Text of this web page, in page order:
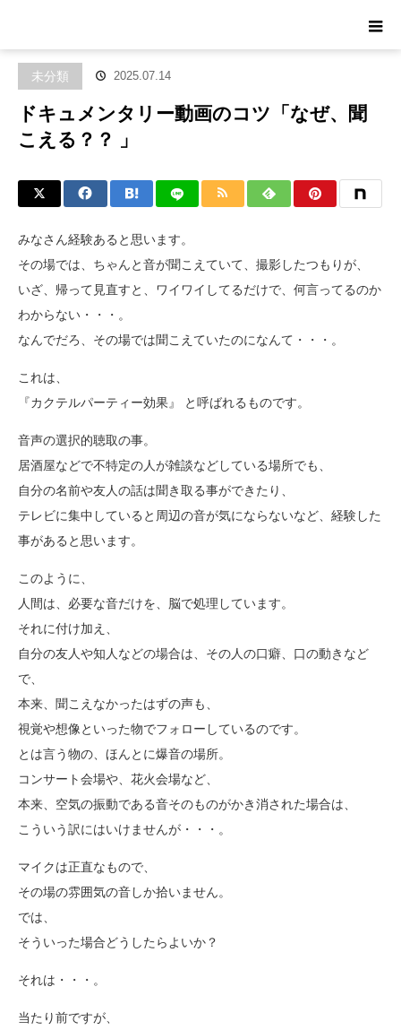
ドキュメンタリー動画のコツ「なぜ、聞こ
未分類 2025.07.14
ドキュメンタリー動画のコツ「なぜ、聞
こえる？？ 」
みなさん経験あると思います。
その場では、ちゃんと音が聞こえていて、撮影したつもりが、
いざ、帰って見直すと、ワイワイしてるだけで、何言ってるのか
わからない・・・。
なんでだろ、その場では聞こえていたのになんて・・・。
これは、
『カクテルパーティー効果』 と呼ばれるものです。
音声の選択的聴取の事。
居酒屋などで不特定の人が雑談などしている場所でも、
自分の名前や友人の話は聞き取る事ができたり、
テレビに集中していると周辺の音が気にならないなど、経験した
事があると思います。
このように、
人間は、必要な音だけを、脳で処理しています。
それに付け加え、
自分の友人や知人などの場合は、その人の口癖、口の動きなど
で、
本来、聞こえなかったはずの声も、
視覚や想像といった物でフォローしているのです。
とは言う物の、ほんとに爆音の場所。
コンサート会場や、花火会場など、
本来、空気の振動である音そのものがかき消された場合は、
こういう訳にはいけませんが・・・。
マイクは正直なもので、
その場の雰囲気の音しか拾いません。
では、
そういった場合どうしたらよいか？
それは・・・。
当たり前ですが、